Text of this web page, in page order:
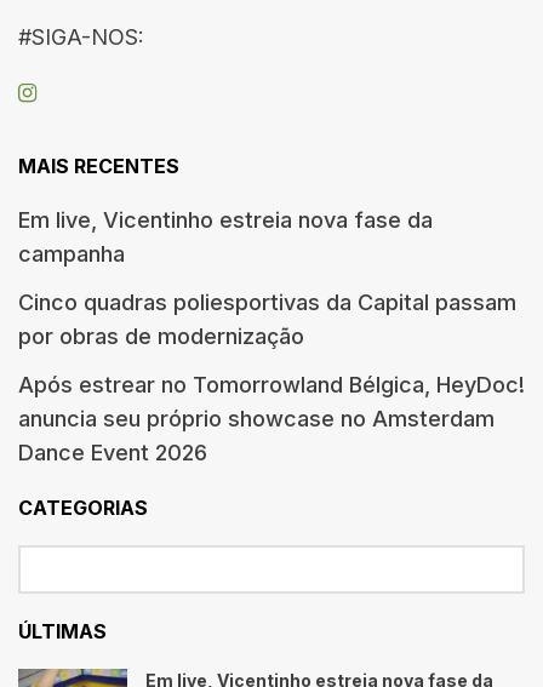
#SIGA-NOS:
MAIS RECENTES
Em live, Vicentinho estreia nova fase da
campanha
Cinco quadras poliesportivas da Capital passam
por obras de modernização
Após estrear no Tomorrowland Bélgica, HeyDoc!
anuncia seu próprio showcase no Amsterdam
Dance Event 2026
CATEGORIAS
ÚLTIMAS
Em live, Vicentinho estreia nova fase da